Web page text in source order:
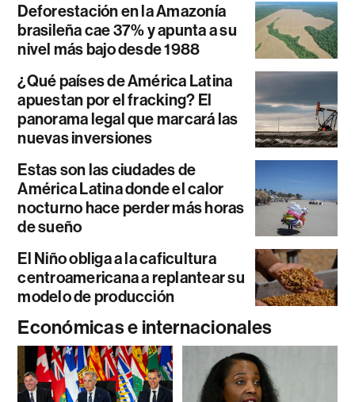
Deforestación en la Amazonía
brasileña cae 37% y apunta a su
nivel más bajo desde 1988
¿Qué países de América Latina
apuestan por el fracking? El
panorama legal que marcará las
nuevas inversiones
Estas son las ciudades de
América Latina donde el calor
nocturno hace perder más horas
de sueño
El Niño obliga a la caficultura
centroamericana a replantear su
modelo de producción
Económicas e internacionales